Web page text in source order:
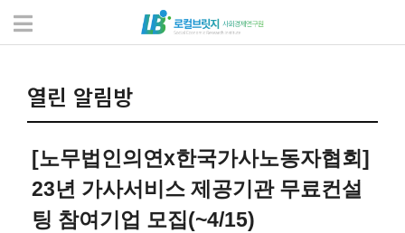
열린 알림방
열린 알림방
[노무법인의연x한국가사노동자협회]
23년 가사서비스 제공기관 무료컨설
팅 참여기업 모집(~4/15)